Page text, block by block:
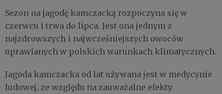
Sezon na jagodę kamczacką rozpoczyna się w
czerwcu i trwa do lipca. Jest ona jednym z
najzdrowszych i najwcześniejszych owoców
uprawianych w polskich warunkach klimatycznych.
Jagoda kamczacka od lat używana jest w medycynie
ludowej, ze względu na zauważalne efekty